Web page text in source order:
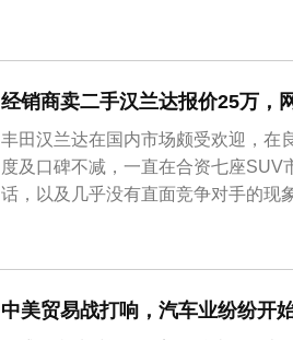
先生的这辆奔驰E200L是在2016年
7月，蔡先生的奔驰...
经销商卖二手汉兰达报价25万，
丰田汉兰达在国内市场颇受欢迎，在
度及口碑不减，一直在合资七座SUV
话，以及几乎没有直面竞争对手的现
为“信仰无敌”般的存在。这不，近日
的汉兰达二手车，当时新车落地价35
中美贸易战打响，汽车业纷纷开